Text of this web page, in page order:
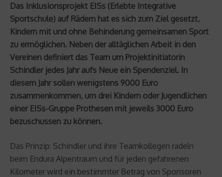
Das Inklusionsprojekt EISs (Erlebte Integrative
Sportschule) auf Rädern hat es sich zum Ziel gesetzt,
Kindern mit und ohne Behinderung gemeinsamen Sport
zu ermöglichen. Neben der alltäglichen Arbeit in den
Vereinen definiert das Team um Projektinitiatorin
Schindler jedes Jahr aufs Neue ein Spendenziel. In
diesem Jahr sollen wenigstens 9000 Euro
zusammenkommen, um drei Kindern oder Jugendlichen
einer EISs-Gruppe Prothesen mit jeweils 3000 Euro
bezuschussen zu können.
Das Prinzip: Schindler und ihre Teamkollegen radeln
beim Endura Alpentraum und für jeden gefahrenen
Kilometer wird ein bestimmter Betrag von Sponsoren